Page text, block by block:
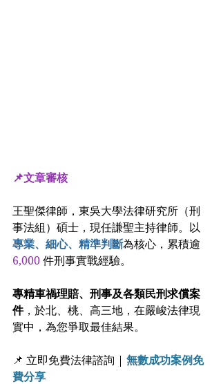
📌文章審核
王聖傑律師，東吳大學法律研究所（刑
事法組）碩士，現任謙聖主持律師。以
專業、細心、精準判斷為核心，累積逾
6,000 件刑事實戰經驗。
專精車禍理賠、刑事及各類民刑求償案
件，於北、桃、高三地，在嚴峻法律現
實中，為您爭取最佳結果。
📌 立即免費法律諮詢 | 無數成功案例免
費分享